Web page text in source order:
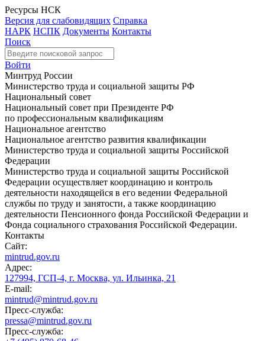
Ресурсы НСК
Версия для слабовидящих Справка
НАРК НСПК Документы Контакты
Поиск
Войти
Минтруд России
Министерство труда и социальной защиты РФ
Национальный совет
Национальный совет при Президенте РФ
по профессиональным квалификациям
Национальное агентство
Национальное агентство развития квалификации
Министерство труда и социальной защиты Российской
Федерации
Министерство труда и социальной защиты Российской
Федерации осуществляет координацию и контроль
деятельности находящейся в его ведении Федеральной
службы по труду и занятости, а также координацию
деятельности Пенсионного фонда Российской Федерации и
Фонда социального страхования Российской Федерации.
Контакты
Сайт:
mintrud.gov.ru
Адрес:
127994, ГСП-4, г. Москва, ул. Ильинка, 21
E-mail:
mintrud@mintrud.gov.ru
Пресс-служба:
pressa@mintrud.gov.ru
Пресс-служба: